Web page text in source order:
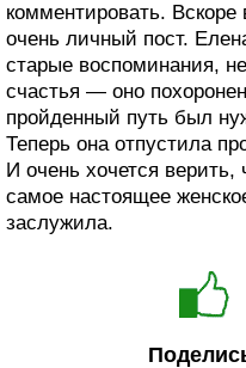
комментировать.
очень личный пост.
старые воспоминания,
счастья — оно
пройденный путь был
Теперь она отпустила
И очень хочется
самое настоящее
заслужила.